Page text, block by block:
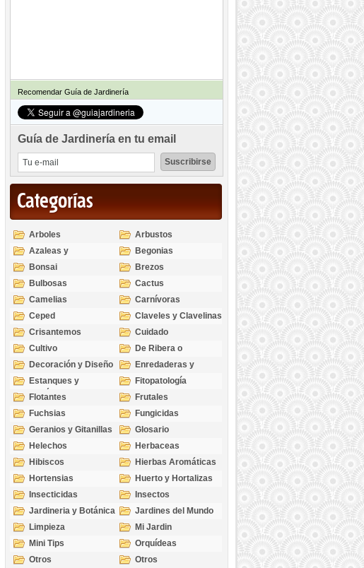
Recomendar Guía de Jardinería
Guía de Jardinería en tu email
Categorías
Arboles
Arbustos
Azaleas y
Rododendros
Begonias
Bonsai
Brezos
Bulbosas
Cactus
Camelias
Carnívoras
Ceped
Claveles y Clavelinas
Crisantemos
Cuidado
Cultivo
De Ribera o
Palustres
Decoración y Diseño
Enredaderas y
cubresuelos
Estanques y
Acuáticas
Fitopatología
Flotantes
Frutales
Fuchsias
Fungicidas
Geranios y Gitanillas
Glosario
Helechos
Herbaceas
Hibiscos
Hierbas Aromáticas
Hortensias
Huerto y Hortalizas
Insecticidas
Insectos
Jardineria y Botánica
Jardines del Mundo
Limpieza
Mi Jardin
Mini Tips
Orquídeas
Otros
Otros